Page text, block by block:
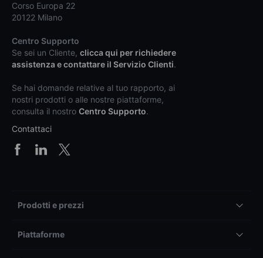
Corso Europa 22
20122 Milano
Centro Supporto
Se sei un Cliente, clicca qui per richiedere
assistenza e contattare il Servizio Clienti.
Se hai domande relative al tuo rapporto, ai
nostri prodotti o alle nostre piattaforme,
consulta il nostro Centro Supporto.
Contattaci
Prodotti e prezzi
Piattaforme